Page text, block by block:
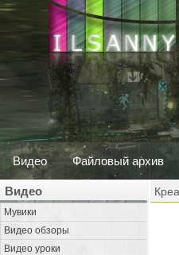
Видео Файловый архив
Видео
Мувики
Видео обзоры
Видео уроки